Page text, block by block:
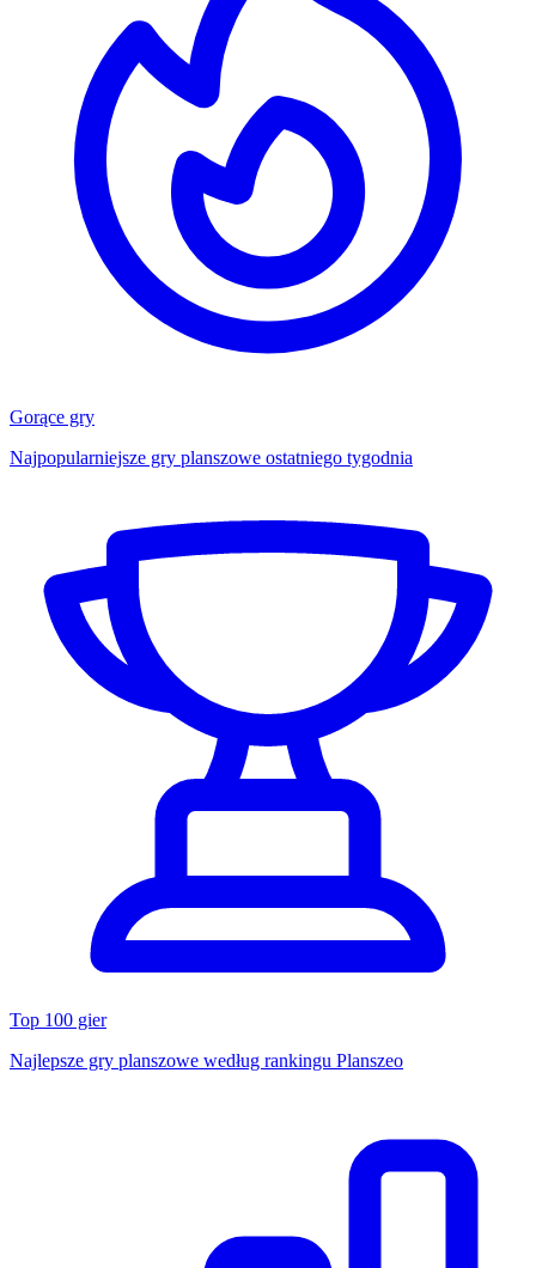
Gorące gry
Najpopularniejsze gry planszowe ostatniego tygodnia
Top 100 gier
Najlepsze gry planszowe według rankingu Planszeo